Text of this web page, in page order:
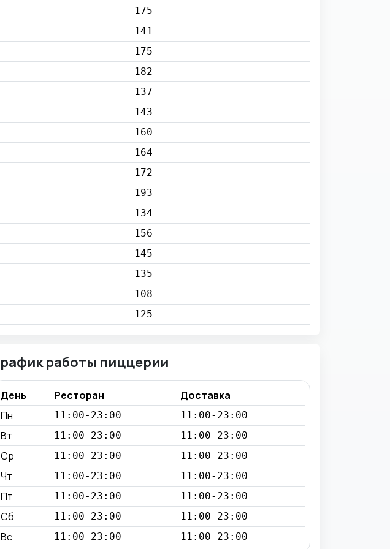
175
141
175
182
137
143
160
164
172
193
134
156
145
135
108
125
работы пиццерии
День Ресторан
Доставка
Пн
11:00-23:00 11:00-23:00
Вт 11:00-23:00 11:00-23:00
Ср 11:00-23:00 11:00-23:00
Чт 11:00-23:00 11:00-23:00
Пт 11:00-23:00 11:00-23:00
Сб 11:00-23:00 11:00-23:00
Вс 11:00-23:00 11:00-23:00